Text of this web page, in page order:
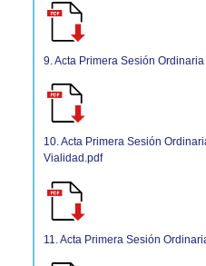
9. Acta Primera Sesión
10. Acta Primera Sesión
Vialidad.pdf
11. Acta Primera Sesión